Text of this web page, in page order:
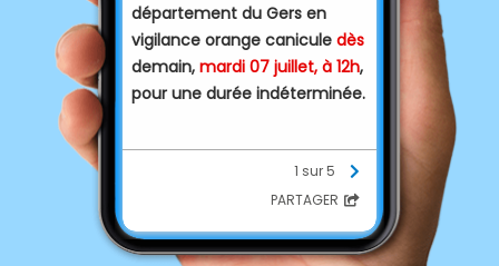
département du Gers en
vigilance orange canicule dès
demain, mardi 07 juillet, à 12h,
pour une durée indéterminée.
Consignes à respecter :
régulièrement, sans attendre
d'avoir soif.
1 sur 5
PARTAGER